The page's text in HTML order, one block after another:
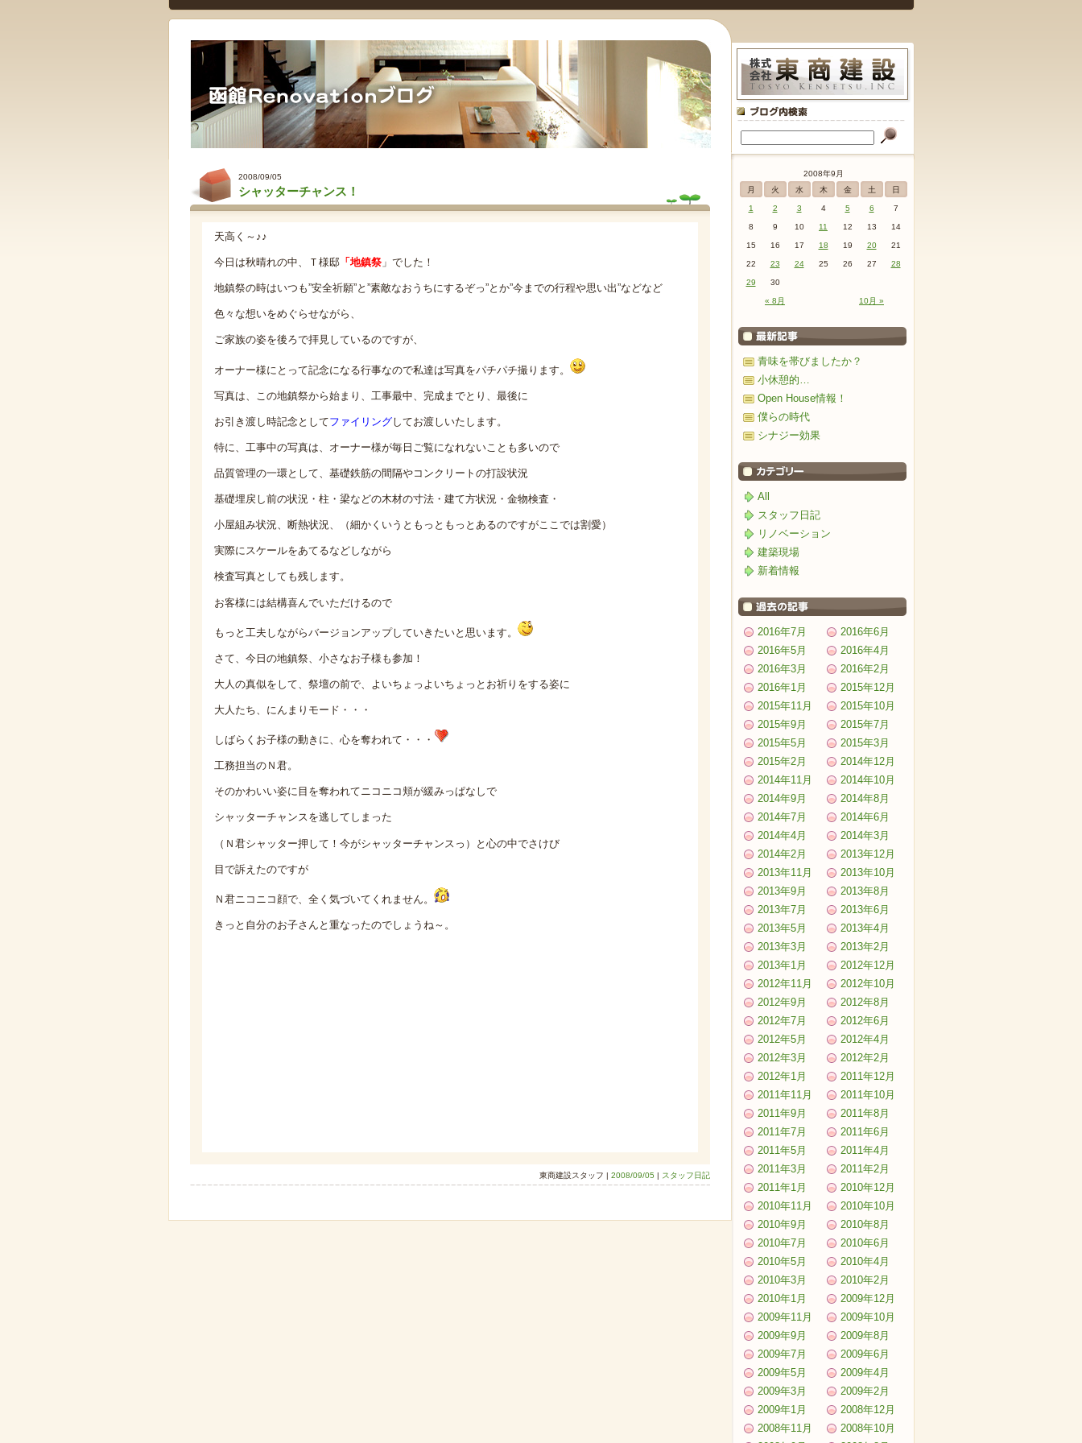
2008/09/05
シャッターチャンス！
天高く～♪♪
今日は秋晴れの中、Ｔ様邸「地鎮祭」でした！
地鎮祭の時はいつも”安全祈願”と”素敵なおうちにするぞっ”とか”今までの行程や思い出”などなど
色々な想いをめぐらせながら、
ご家族の姿を後ろで拝見しているのですが、
オーナー様にとって記念になる行事なので私達は写真をパチパチ撮ります。
写真は、この地鎮祭から始まり、工事最中、完成までとり、最後に
お引き渡し時記念としてファイリングしてお渡しいたします。
特に、工事中の写真は、オーナー様が毎日ご覧になれないことも多いので
品質管理の一環として、基礎鉄筋の間隔やコンクリートの打設状況
基礎埋戻し前の状況・柱・梁などの木材の寸法・建て方状況・金物検査・
小屋組み状況、断熱状況、（細かくいうともっともっとあるのですがここでは割愛）
実際にスケールをあてるなどしながら
検査写真としても残します。
お客様には結構喜んでいただけるので
もっと工夫しながらバージョンアップしていきたいと思います。
さて、今日の地鎮祭、小さなお子様も参加！
大人の真似をして、祭壇の前で、よいちょっよいちょっとお祈りをする姿に
大人たち、にんまりモード・・・
しばらくお子様の動きに、心を奪われて・・・
工務担当のＮ君。
そのかわいい姿に目を奪われてニコニコ頬が緩みっぱなしで
シャッターチャンスを逃してしまった
（Ｎ君シャッター押して！今がシャッターチャンスっ）と心の中でさけび
目で訴えたのですが
Ｎ君ニコニコ顔で、全く気づいてくれません。
きっと自分のお子さんと重なったのでしょうね～。
東商建設スタッフ | 2008/09/05 | スタッフ日記
2008年9月
月
火 水 木 金 土 日
« 8月 10月 »
1 2 3 4 5 6 7
8 9 10 11 12 13 14
15 16 17 18 19 20 21
22 23 24 25 26 27 28
29 30
青味を帯びましたか？
小休憩的…
Open House情報！
僕らの時代
シナジー効果
All
スタッフ日記
リノベーション
建築現場
新着情報
2016年7月
2016年6月
2016年5月
2016年4月
2016年3月
2016年2月
2016年1月
2015年12月
2015年11月
2015年10月
2015年9月
2015年7月
2015年5月
2015年3月
2015年2月
2014年12月
2014年11月
2014年10月
2014年9月
2014年8月
2014年7月
2014年6月
2014年4月
2014年3月
2014年2月
2013年12月
2013年11月
2013年10月
2013年9月
2013年8月
2013年7月
2013年6月
2013年5月
2013年4月
2013年3月
2013年2月
2013年1月
2012年12月
2012年11月
2012年10月
2012年9月
2012年8月
2012年7月
2012年6月
2012年5月
2012年4月
2012年3月
2012年2月
2012年1月
2011年12月
2011年11月
2011年10月
2011年9月
2011年8月
2011年7月
2011年6月
2011年5月
2011年4月
2011年3月
2011年2月
2011年1月
2010年12月
2010年11月
2010年10月
2010年9月
2010年8月
2010年7月
2010年6月
2010年5月
2010年4月
2010年3月
2010年2月
2010年1月
2009年12月
2009年11月
2009年10月
2009年9月
2009年8月
2009年7月
2009年6月
2009年5月
2009年4月
2009年3月
2009年2月
2009年1月
2008年12月
2008年11月
2008年10月